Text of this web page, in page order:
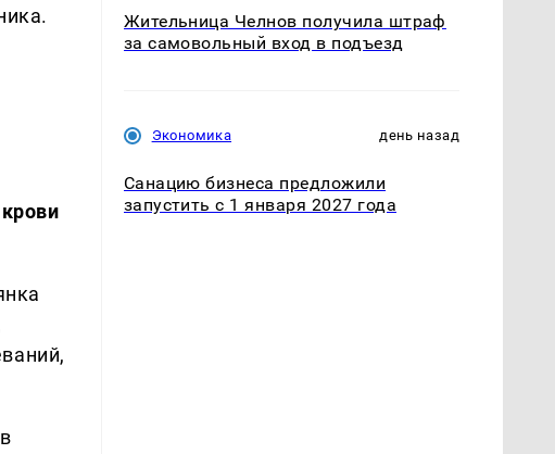
Жительница Челнов получила штраф
за самовольный вход в подъезд
Экономика день назад
Санацию бизнеса предложили
запустить с 1 января 2027 года